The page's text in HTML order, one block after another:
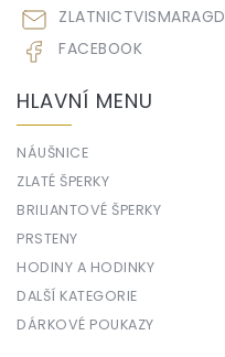
ZLATNICTVISMARAGD
FACEBOOK
HLAVNÍ MENU
NÁUŠNICE
ZLATÉ ŠPERKY
BRILIANTOVÉ ŠPERKY
PRSTENY
HODINY A HODINKY
DALŠÍ KATEGORIE
DÁRKOVÉ POUKAZY